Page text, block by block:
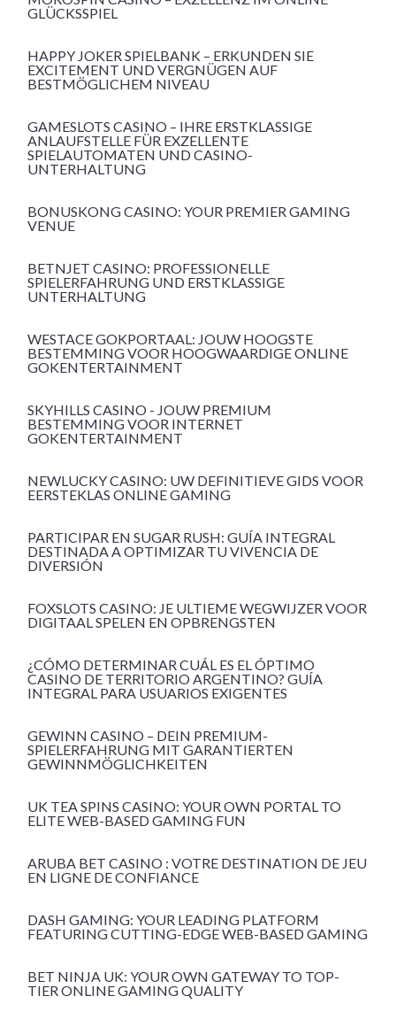
GLÜCKSSPIEL
HAPPY JOKER SPIELBANK – ERKUNDEN SIE
EXCITEMENT UND VERGNÜGEN AUF
BESTMÖGLICHEM NIVEAU
GAMESLOTS CASINO – IHRE ERSTKLASSIGE
ANLAUFSTELLE FÜR EXZELLENTE
SPIELAUTOMATEN UND CASINO-
UNTERHALTUNG
BONUSKONG CASINO: YOUR PREMIER GAMING
VENUE
BETNJET CASINO: PROFESSIONELLE
SPIELERFAHRUNG UND ERSTKLASSIGE
UNTERHALTUNG
WESTACE GOKPORTAAL: JOUW HOOGSTE
BESTEMMING VOOR HOOGWAARDIGE ONLINE
GOKENTERTAINMENT
SKYHILLS CASINO - JOUW PREMIUM
BESTEMMING VOOR INTERNET
GOKENTERTAINMENT
NEWLUCKY CASINO: UW DEFINITIEVE GIDS VOOR
EERSTEKLAS ONLINE GAMING
PARTICIPAR EN SUGAR RUSH: GUÍA INTEGRAL
DESTINADA A OPTIMIZAR TU VIVENCIA DE
DIVERSIÓN
FOXSLOTS CASINO: JE ULTIEME WEGWIJZER VOOR
DIGITAAL SPELEN EN OPBRENGSTEN
¿CÓMO DETERMINAR CUÁL ES EL ÓPTIMO
CASINO DE TERRITORIO ARGENTINO? GUÍA
INTEGRAL PARA USUARIOS EXIGENTES
GEWINN CASINO – DEIN PREMIUM-
SPIELERFAHRUNG MIT GARANTIERTEN
GEWINNMÖGLICHKEITEN
UK TEA SPINS CASINO: YOUR OWN PORTAL TO
ELITE WEB-BASED GAMING FUN
ARUBA BET CASINO : VOTRE DESTINATION DE JEU
EN LIGNE DE CONFIANCE
DASH GAMING: YOUR LEADING PLATFORM
FEATURING CUTTING-EDGE WEB-BASED GAMING
BET NINJA UK: YOUR OWN GATEWAY TO TOP-
TIER ONLINE GAMING QUALITY